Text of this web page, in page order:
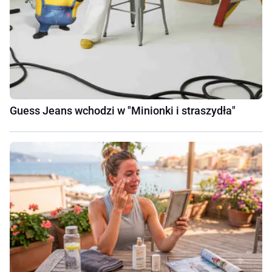
Guess Jeans wchodzi w "Minionki i straszydła"